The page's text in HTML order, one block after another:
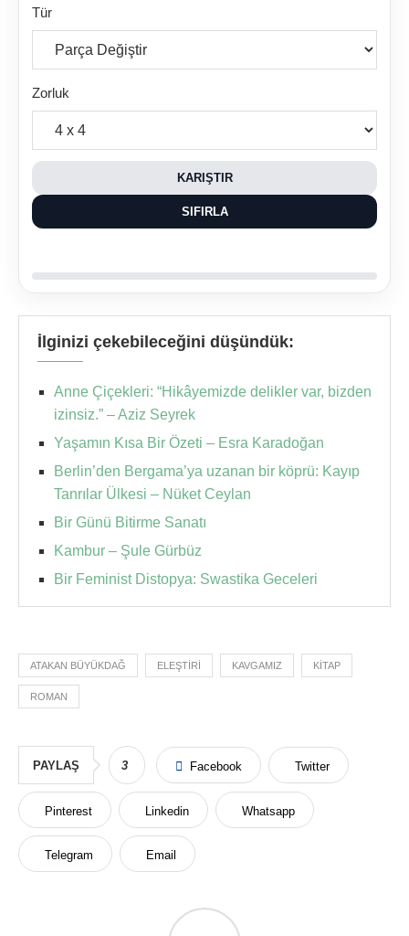
Tür
Zorluk
KARIŞTIR
SIFIRLA
İlginizi çekebileceğini düşündük:
Anne Çiçekleri: “Hikâyemizde delikler var, bizden
izinsiz.” – Aziz Seyrek
Yaşamın Kısa Bir Özeti – Esra Karadoğan
Berlin’den Bergama’ya uzanan bir köprü: Kayıp
Tanrılar Ülkesi – Nüket Ceylan
Bir Günü Bitirme Sanatı
Kambur – Şule Gürbüz
Bir Feminist Distopya: Swastika Geceleri
ATAKAN BÜYÜKDAĞ ELEŞTIRI KAVGAMIZ KITAP
ROMAN
PAYLAŞ 3 Facebook Twitter
Pinterest Linkedin Whatsapp
Telegram Email